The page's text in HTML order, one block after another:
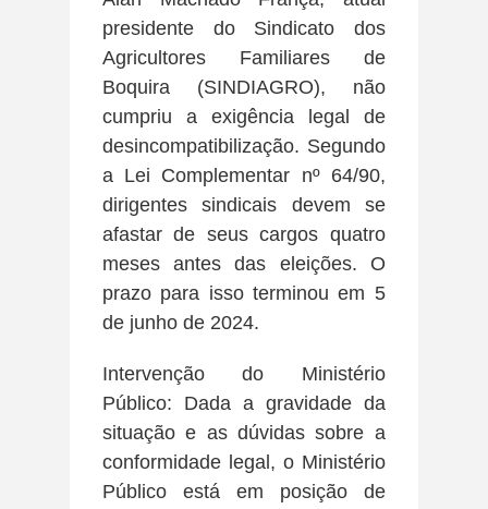
presidente do Sindicato dos
Agricultores Familiares de
Boquira (SINDIAGRO), não
cumpriu a exigência legal de
desincompatibilização. Segundo
a Lei Complementar nº 64/90,
dirigentes sindicais devem se
afastar de seus cargos quatro
meses antes das eleições. O
prazo para isso terminou em 5
de junho de 2024.
Intervenção do Ministério
Público: Dada a gravidade da
situação e as dúvidas sobre a
conformidade legal, o Ministério
Público está em posição de